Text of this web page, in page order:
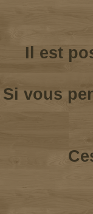
Il est
Si vous